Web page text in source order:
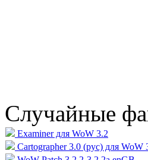
Случайные
Examiner для WoW 3.2
Cartographer 3.0 (рус) для WoW